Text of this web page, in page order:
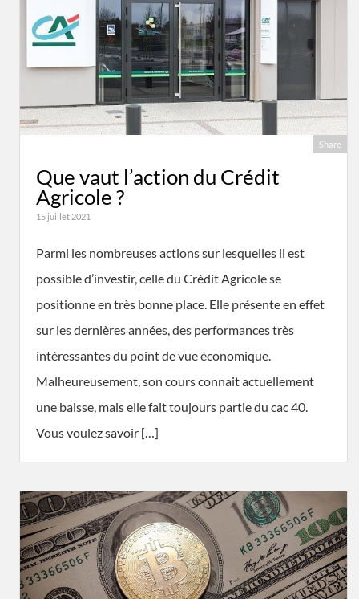
Share
Que vaut l’action du Crédit
Agricole ?
15 juillet 2021
Parmi les nombreuses actions sur lesquelles il est
possible d’investir, celle du Crédit Agricole se
positionne en très bonne place. Elle présente en effet
sur les dernières années, des performances très
intéressantes du point de vue économique.
Malheureusement, son cours connait actuellement
une baisse, mais elle fait toujours partie du cac 40.
Vous voulez savoir […]